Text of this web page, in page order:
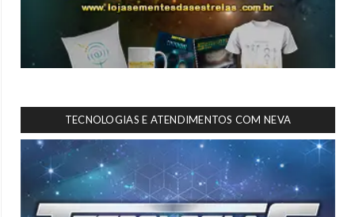
TECNOLOGIAS E ATENDIMENTOS COM NEVA